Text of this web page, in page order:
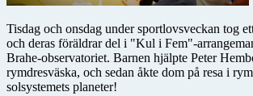
Tisdag och onsdag under sportlovsveckan tog
och deras föräldrar del i "Kul i Fem"-
Brahe-observatoriet. Barnen hjälpte Peter
rymdresväska, och sedan åkte dom på resa i
solsystemets planeter!